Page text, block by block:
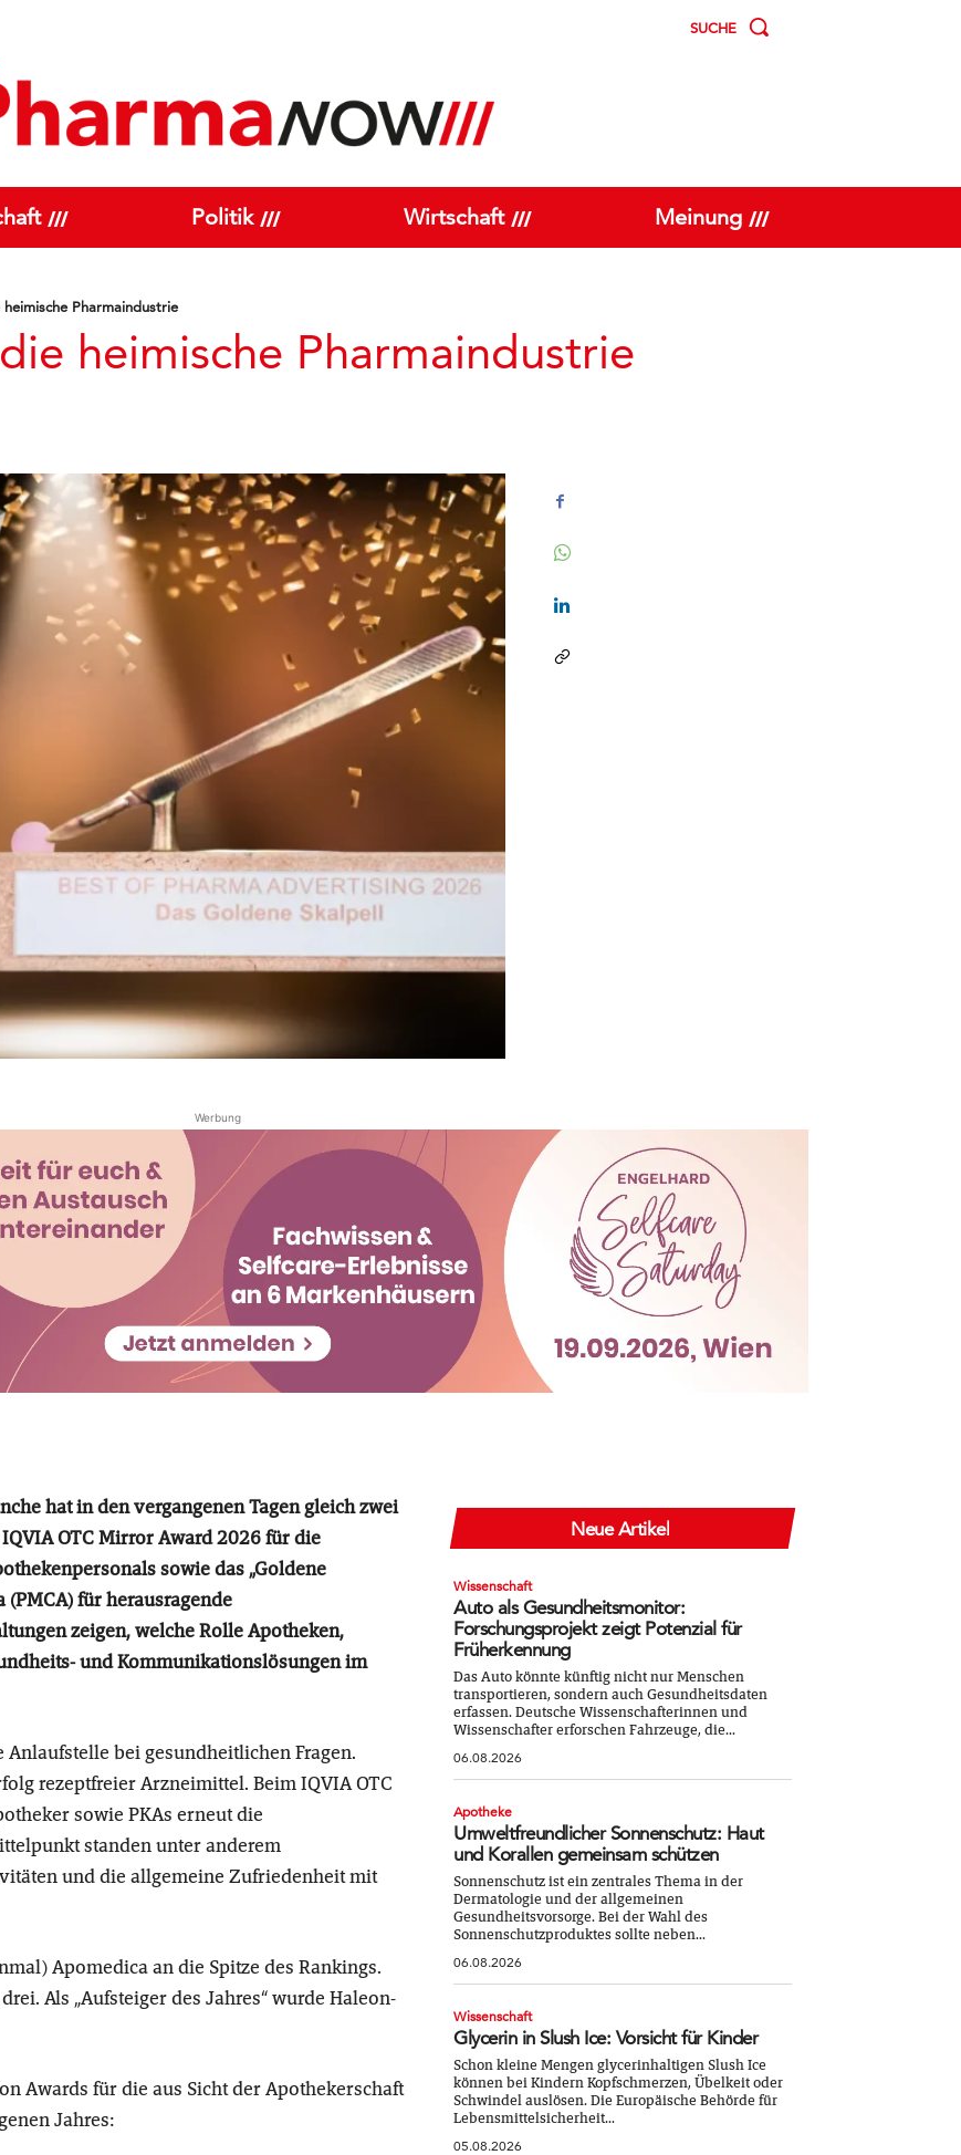
SUCHE
Politik Wirtschaft Meinung
Pharmaindustrie
heimische Pharmaindustrie
Werbung
hat in den vergangenen Tagen gleich zwei
OTC Mirror Award 2026 für die
sowie das „Goldene
für herausragende
zeigen, welche Rolle Apotheken,
und Kommunikationslösungen im
bei gesundheitlichen Fragen.
rezeptfreier Arzneimittel. Beim IQVIA OTC
sowie PKAs erneut die
standen unter anderem
und die allgemeine Zufriedenheit mit
Apomedica an die Spitze des Rankings.
Als „Aufsteiger des Jahres“ wurde Haleon-
Awards für die aus Sicht der Apothekerschaft
Jahres:
Neue Artikel
Wissenschaft
Auto als Gesundheitsmonitor:
Forschungsprojekt zeigt Potenzial für
Früherkennung
Das Auto könnte künftig nicht nur Menschen
transportieren, sondern auch Gesundheitsdaten
erfassen. Deutsche Wissenschafterinnen und
Wissenschafter erforschen Fahrzeuge, die...
06.08.2026
Apotheke
Umweltfreundlicher Sonnenschutz: Haut
und Korallen gemeinsam schützen
Sonnenschutz ist ein zentrales Thema in der
Dermatologie und der allgemeinen
Gesundheitsvorsorge. Bei der Wahl des
Sonnenschutzproduktes sollte neben...
06.08.2026
Wissenschaft
Glycerin in Slush Ice: Vorsicht für Kinder
Schon kleine Mengen glycerinhaltigen Slush Ice
können bei Kindern Kopfschmerzen, Übelkeit oder
Schwindel auslösen. Die Europäische Behörde für
Lebensmittelsicherheit...
05.08.2026